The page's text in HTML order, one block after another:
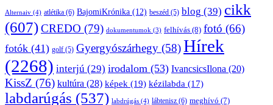
Alternaiv (4) atlétika (6) BajomiKrónika (12) beszéd (5) blog (39) cikk
(607)CREDO (79) dokumentumok (3) felhívás (8) fotó (66)
fotók (41) golf (5) Gyergyószárhegy (58)Hírek
(2268) interjú (29) irodalom (53) IvancsicsIlona (20)
KissZ (76) kultúra (28) képek (19) kézilabda (17)
labdarúgás (537) labdrúgás (4) lábtenisz (6) meghívó (7)